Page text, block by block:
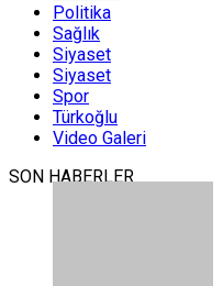
Politika
Sağlık
Siyaset
Siyaset
Spor
Türkoğlu
Video Galeri
SON HABERLER